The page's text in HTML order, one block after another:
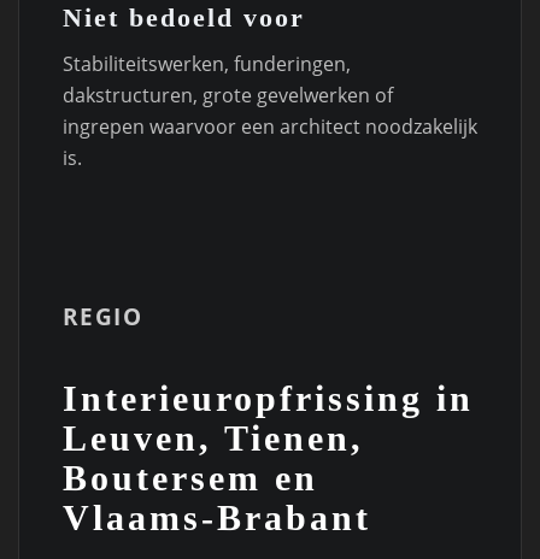
Niet bedoeld voor
Stabiliteitswerken, funderingen,
dakstructuren, grote gevelwerken of
ingrepen waarvoor een architect noodzakelijk
is.
REGIO
Interieuropfrissing in
Leuven, Tienen,
Boutersem en
Vlaams-Brabant